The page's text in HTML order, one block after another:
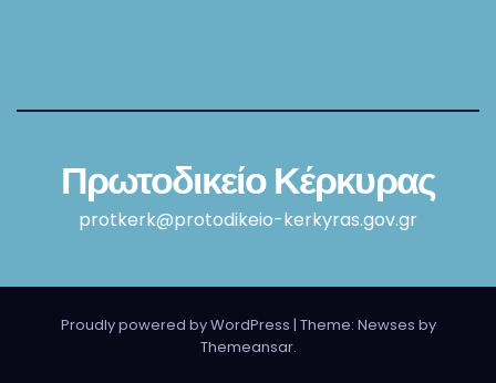
Πρωτοδικείο Κέρκυρας
protkerk@protodikeio-kerkyras.gov.gr
Proudly powered by WordPress | Theme: Newses by
Themeansar.